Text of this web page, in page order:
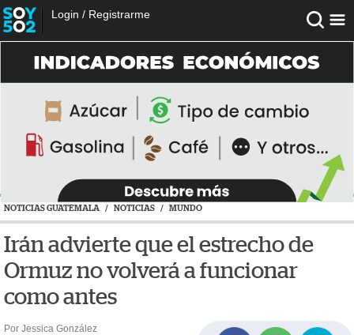
Login / Registrarme
NOTICIAS GUATEMALA / NOTICIAS / MUNDO
Irán advierte que el estrecho de
Ormuz no volverá a funcionar
como antes
Por Jessica González